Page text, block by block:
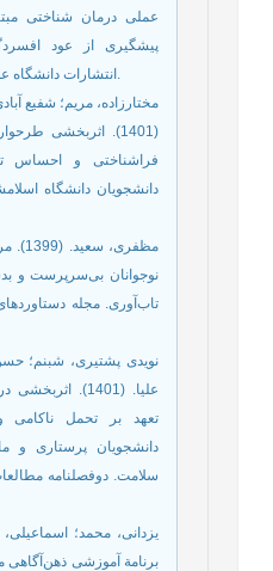
عملی درمان شناختی
پیشگیری از عود
انتشارات دانشگاه علوم بهزیستی و توانبخشی.
مختارزاده، مریم؛ شفیع
(1401). اثربخشی
فراشناختی و احساس
دانشجویان دانشگاه
نوجوانان بی‌‌سرپرست و
تاب‌‌آوری. مجله
نویدی پشتیری، شبنم؛
علیا. (1401).
تعهد بر تحمل
دانشجویان پرستاری و
سلامت. دوفصلنامه
برنامة آموزشی ذهن‌‌آگاهی